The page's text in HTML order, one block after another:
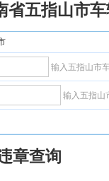
省五指山市
输入五指山市
输入五指山
章查询